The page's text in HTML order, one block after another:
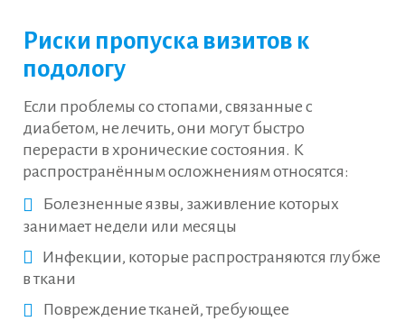
Риски пропуска визитов к
подологу
Если проблемы со стопами, связанные с
диабетом, не лечить, они могут быстро
перерасти в хронические состояния. К
распространённым осложнениям относятся:
Болезненные язвы, заживление которых
занимает недели или месяцы
Инфекции, которые распространяются глубже
в ткани
Повреждение тканей, требующее